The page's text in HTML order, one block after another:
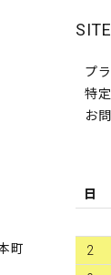
町
プ
特
お
日
2